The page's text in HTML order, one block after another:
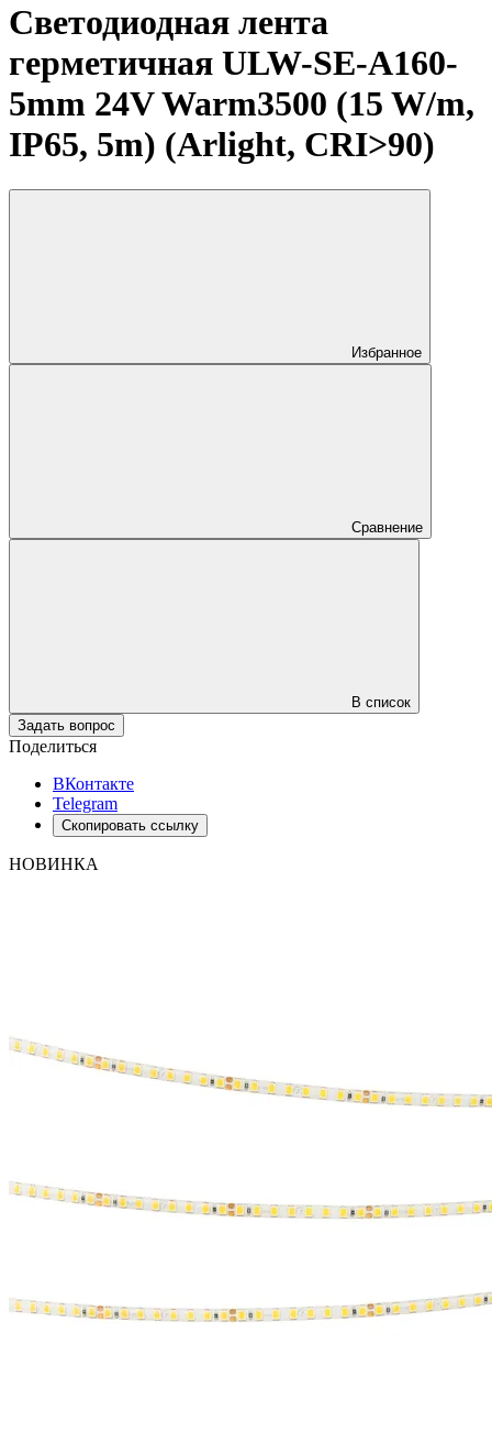
Светодиодная лента
герметичная ULW-SE-A160-
5mm 24V Warm3500 (15 W/m,
IP65, 5m) (Arlight, CRI>90)
Избранное
Сравнение
В список
Задать вопрос
Поделиться
ВКонтакте
Telegram
Скопировать ссылку
НОВИНКА